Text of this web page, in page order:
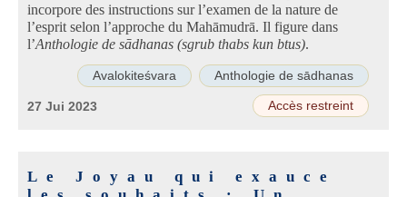
incorpore des instructions sur l’examen de la nature de
l’esprit selon l’approche du Mahāmudrā. Il figure dans
l’Anthologie de sādhanas (sgrub thabs kun btus).
Avalokiteśvara Anthologie de sādhanas
Accès restreint
27 Jui 2023
Le Joyau qui exauce